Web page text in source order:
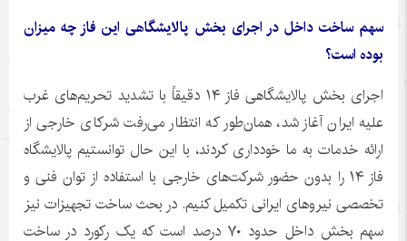
سهم ساخت داخل در اجرای بخش پالایشگاهی این فاز چه میزان
بوده است؟
اجرای بخش پالایشگاهی فاز ۱۴ دقیقاً با تشدید تحریم‌های غرب
علیه ایران آغاز شد، همان‌طور که انتظار می‌رفت شرکای خارجی از
ارائه خدمات به ما خودداری کردند، با این حال توانستیم پالایشگاه
فاز ۱۴ را بدون حضور شرکت‌های خارجی با استفاده از توان فنی و
تخصصی نیروهای ایرانی تکمیل کنیم. در بحث ساخت تجهیزات نیز
سهم بخش داخل حدود ۷۰ درصد است که یک رکورد در ساخت